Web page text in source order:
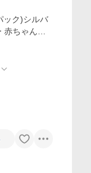
ック)シルバ
ちゃんコ
リーズ (BB
ァミリー 返